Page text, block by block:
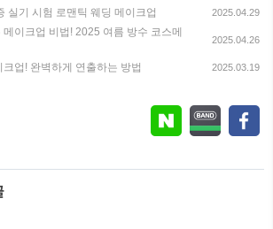
실기 시험 로맨틱 웨딩 메이크업 2025.04.29
이크업 비법! 2025 여름 방수 코스메
2025.04.26
업! 완벽하게 연출하는 방법 2025.03.19